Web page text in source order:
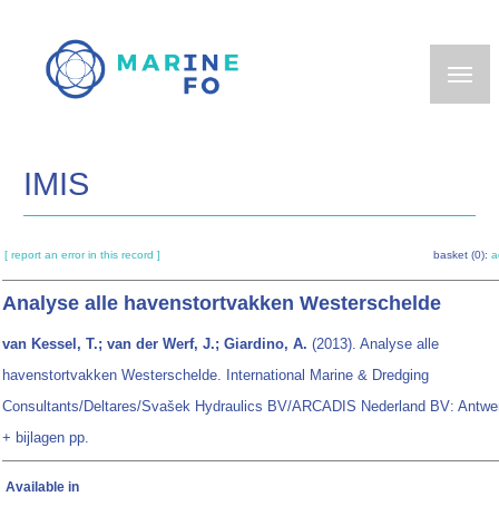
main
IMIS
[ report an error in this record ] basket (0):
Analyse alle havenstortvakken Westerschelde
van Kessel, T.; van der Werf, J.; Giardino, A. (2013). Analyse alle
havenstortvakken Westerschelde. International Marine & Dredging
Consultants/Deltares/Svašek Hydraulics BV/ARCADIS Nederland BV:
+ bijlagen pp.
Available in